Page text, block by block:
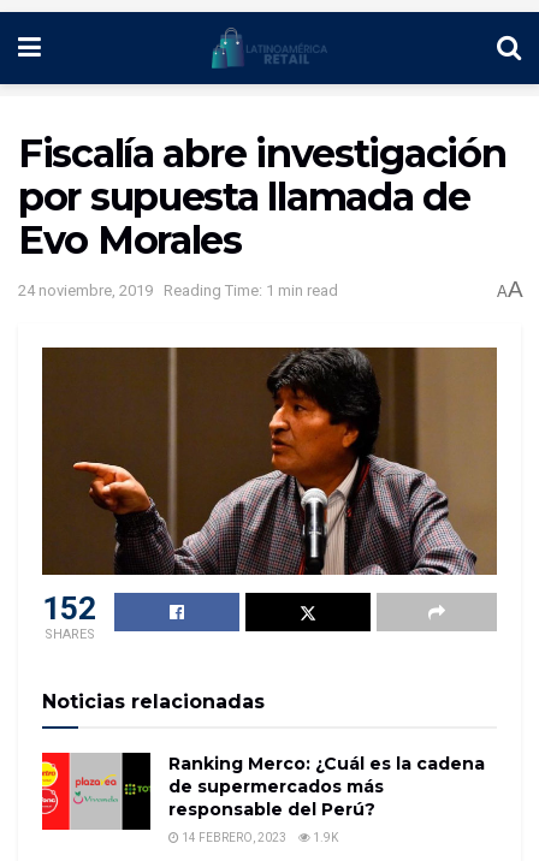
Fiscalía abre investigación
por supuesta llamada de
Evo Morales
24 noviembre, 2019 Reading Time: 1 min read AA
152
SHARES
Noticias relacionadas
Ranking Merco: ¿Cuál es la cadena
de supermercados más
responsable del Perú?
14 FEBRERO, 2023 1.9K